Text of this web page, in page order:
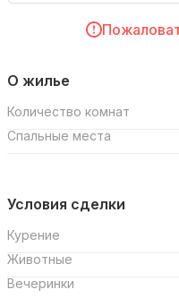
О жилье
Количество комнат
Спальные места
Условия сделки
Курение
Животные
Вечеринки